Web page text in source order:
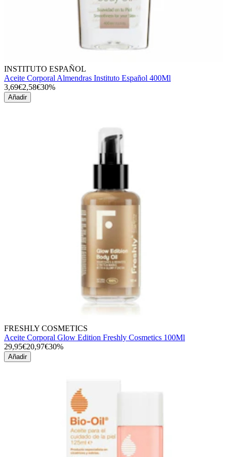
INSTITUTO ESPAÑOL
Aceite Corporal Almendras Instituto Español 400Ml
3,69€2,58€30%
Añadir
FRESHLY COSMETICS
Aceite Corporal Glow Edition Freshly Cosmetics 100Ml
29,95€20,97€30%
Añadir